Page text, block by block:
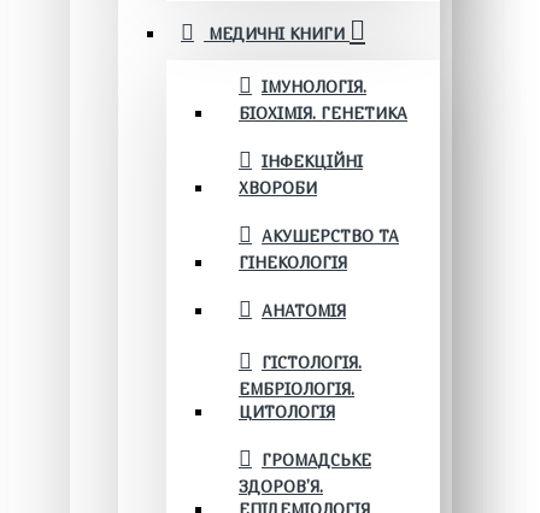
МЕДИЧНІ КНИГИ
ІМУНОЛОГІЯ.
БІОХІМІЯ. ГЕНЕТИКА
ІНФЕКЦІЙНІ
ХВОРОБИ
АКУШЕРСТВО ТА
ГІНЕКОЛОГІЯ
АНАТОМІЯ
ГІСТОЛОГІЯ.
ЕМБРІОЛОГІЯ.
ЦИТОЛОГІЯ
ГРОМАДСЬКЕ
ЗДОРОВ’Я.